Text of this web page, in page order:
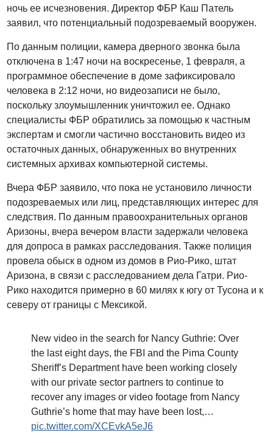
ночь ее исчезновения. Директор ФБР Каш Патель
заявил, что потенциальный подозреваемый вооружен.
По данным полиции, камера дверного звонка была
отключена в 1:47 ночи на воскресенье, 1 февраля, а
программное обеспечение в доме зафиксировало
человека в 2:12 ночи, но видеозаписи не было,
поскольку злоумышленник уничтожил ее. Однако
специалисты ФБР обратились за помощью к частным
экспертам и смогли частично восстановить видео из
остаточных данных, обнаруженных во внутренних
системных архивах компьютерной системы.
Вчера ФБР заявило, что пока не установило личности
подозреваемых или лиц, представляющих интерес для
следствия. По данным правоохранительных органов
Аризоны, вчера вечером власти задержали человека
для допроса в рамках расследования. Также полиция
провела обыск в одном из домов в Рио-Рико, штат
Аризона, в связи с расследованием дела Гатри. Рио-
Рико находится примерно в 60 милях к югу от Тусона и к
северу от границы с Мексикой.
New video in the search for Nancy Guthrie: Over
the last eight days, the FBI and the Pima County
Sheriff’s Department have been working closely
with our private sector partners to continue to
recover any images or video footage from Nancy
Guthrie’s home that may have been lost,…
pic.twitter.com/XCEvkA5eJ6